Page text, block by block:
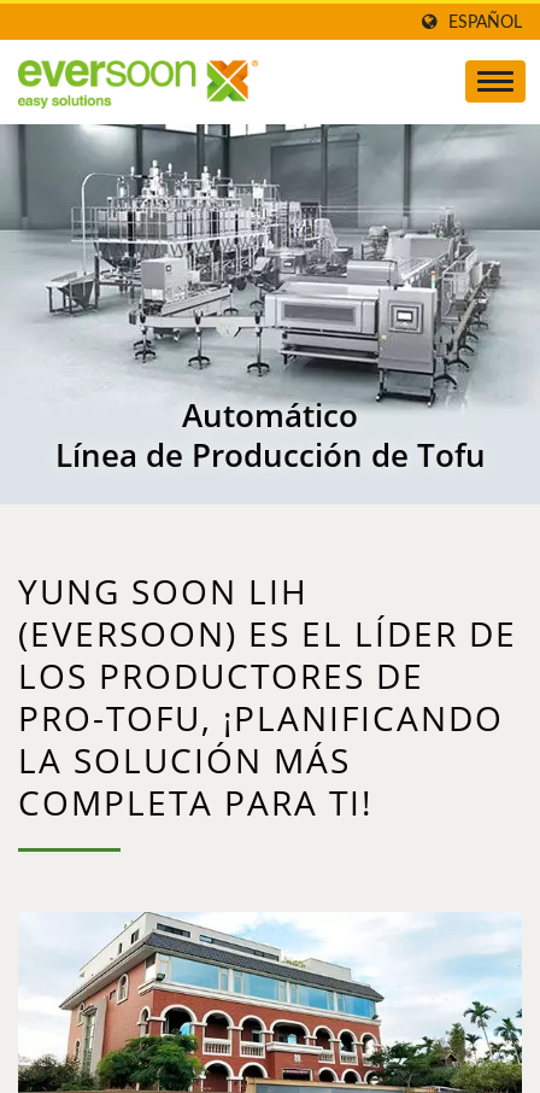
ESPAÑOL
Automático
Línea de Producción de Tofu
YUNG SOON LIH
(EVERSOON) ES EL LÍDER DE
LOS PRODUCTORES DE
PRO-TOFU, ¡PLANIFICANDO
LA SOLUCIÓN MÁS
COMPLETA PARA TI!